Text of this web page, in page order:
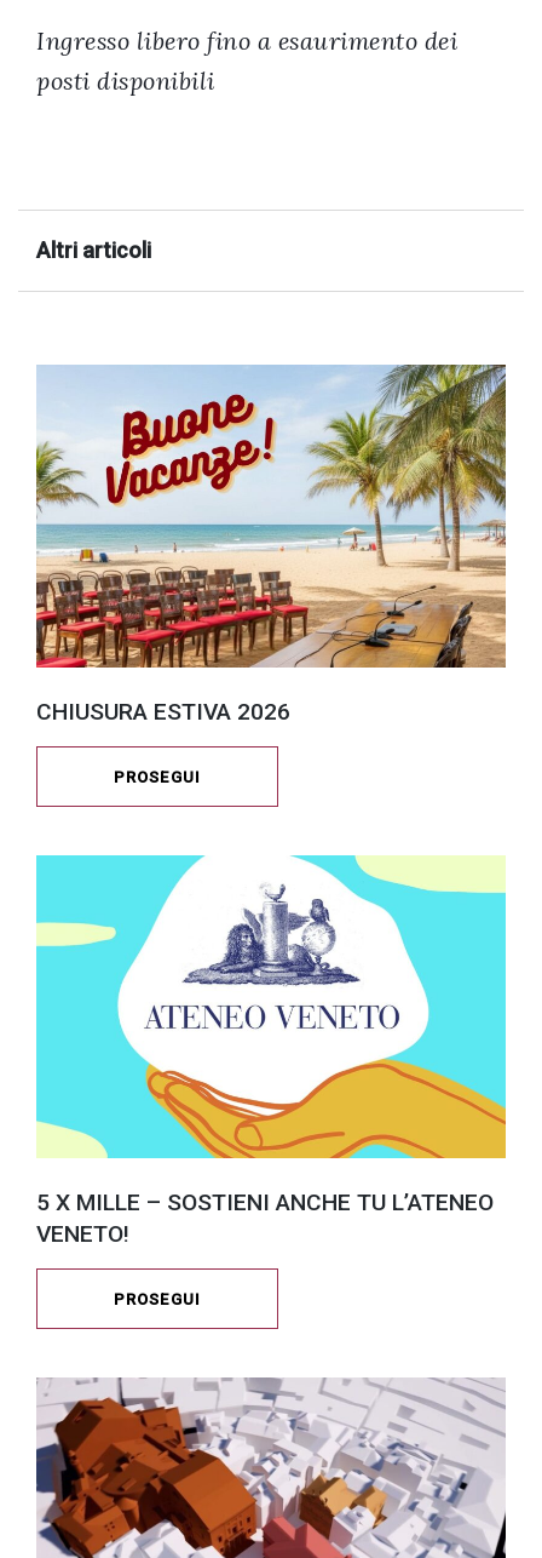
Ingresso libero fino a esaurimento dei
posti disponibili
Altri articoli
CHIUSURA ESTIVA 2026
PROSEGUI
5 X MILLE – SOSTIENI ANCHE TU L’ATENEO
VENETO!
PROSEGUI